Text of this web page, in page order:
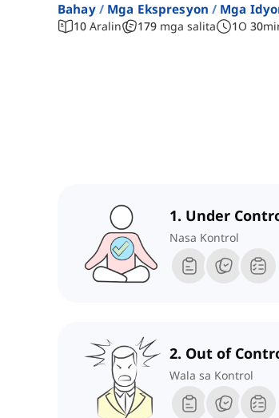
Bahay Mga Ekspresyon Mga
10 Aralin 179 mga salita 1O 30
1. Under
Nasa Kontrol
2. Out of
Wala sa Kontrol